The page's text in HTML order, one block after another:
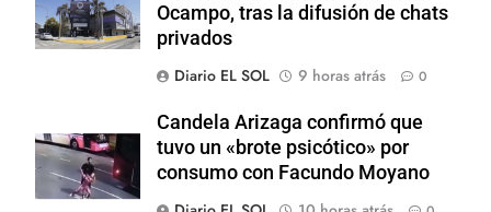
Ocampo, tras la difusión de chats
privados
Diario EL SOL
9 horas atrás 0
Candela Arizaga confirmó que
tuvo un «brote psicótico» por
consumo con Facundo Moyano